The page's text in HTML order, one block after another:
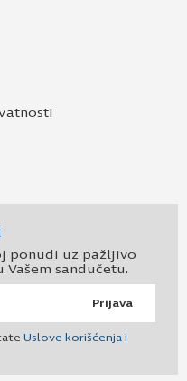
ponudi uz pažljivo
sandučetu.
Prijava
Uslove korišćenja i